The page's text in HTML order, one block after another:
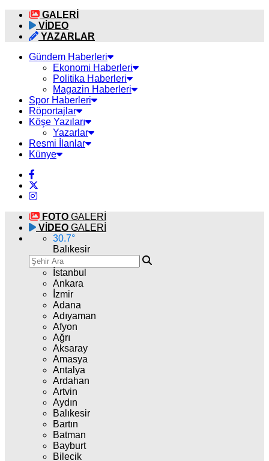
GALERİ
VİDEO
YAZARLAR
Gündem Haberleri
Ekonomi Haberleri
Politika Haberleri
Magazin Haberleri
Spor Haberleri
Röportajlar
Köşe Yazıları
Yazarlar
Resmi İlanlar
Künye
FOTO GALERİ
VİDEO GALERİ
30.7°
Balıkesir
İstanbul
Ankara
İzmir
Adana
Adıyaman
Afyon
Ağrı
Aksaray
Amasya
Antalya
Ardahan
Artvin
Aydın
Balıkesir
Bartın
Batman
Bayburt
Bilecik